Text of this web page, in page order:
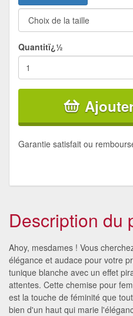
Quantitï¿½
Garantie satisfait ou
Description du
Ahoy, mesdames ! Vous
élégance et audace pour votre
tunique blanche avec un effet
attentes. Cette chemise pour
est la touche de féminité que
bien d'un haut qui marie